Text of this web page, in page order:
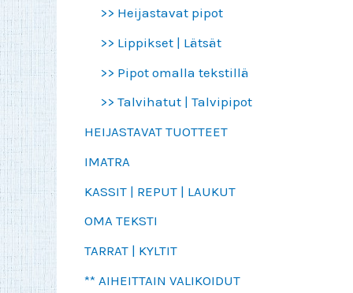
>> Heijastavat pipot
>> Lippikset | Lätsät
>> Pipot omalla tekstillä
>> Talvihatut | Talvipipot
HEIJASTAVAT TUOTTEET
IMATRA
KASSIT | REPUT | LAUKUT
OMA TEKSTI
TARRAT | KYLTIT
** AIHEITTAIN VALIKOIDUT